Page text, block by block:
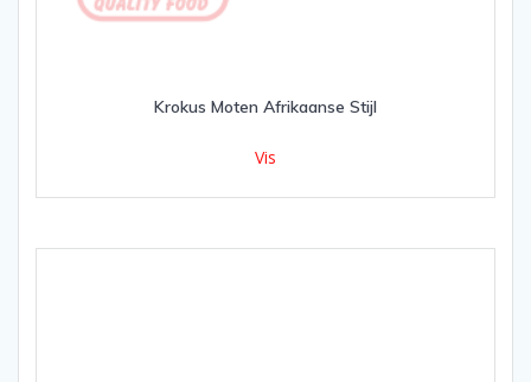
Krokus Moten Afrikaanse Stijl
Vis